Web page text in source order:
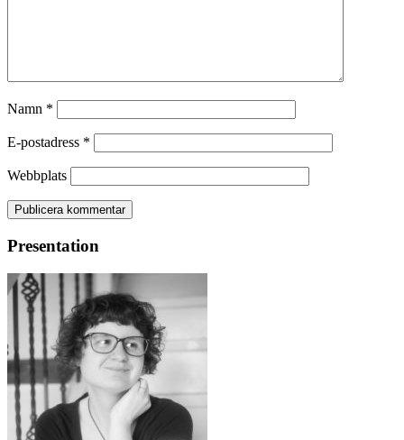
Namn *
E-postadress *
Webbplats
Presentation